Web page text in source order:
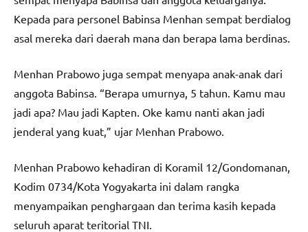
Kepada para personel Babinsa Menhan sempat berdialog
asal mereka dari daerah mana dan berapa lama berdinas.
Menhan Prabowo juga sempat menyapa anak-anak dari
anggota Babinsa. “Berapa umurnya, 5 tahun. Kamu mau
jadi apa? Mau jadi Kapten. Oke kamu nanti akan jadi
jenderal yang kuat,” ujar Menhan Prabowo.
Menhan Prabowo kehadiran di Koramil 12/Gondomanan,
Kodim 0734/Kota Yogyakarta ini dalam rangka
menyampaikan penghargaan dan terima kasih kepada
seluruh aparat teritorial TNI.